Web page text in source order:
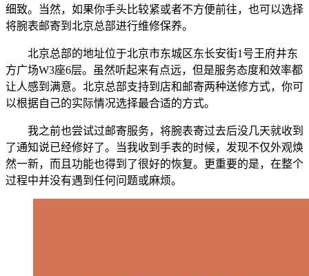
细致。当然，如果你手头比较紧或者不方便前往，也可以选择
将腕表邮寄到北京总部进行维修保养。
北京总部的地址位于北京市东城区东长安街1号王府井东
方广场W3座6层。虽然听起来有点远，但是服务态度和效率都
让人感到满意。北京总部支持到店和邮寄两种送修方式，你可
以根据自己的实际情况选择最合适的方式。
我之前也尝试过邮寄服务，将腕表寄过去后没几天就收到
了通知说已经修好了。当我收到手表的时候，发现不仅外观焕
然一新，而且功能也得到了很好的恢复。更重要的是，在整个
过程中并没有遇到任何问题或麻烦。